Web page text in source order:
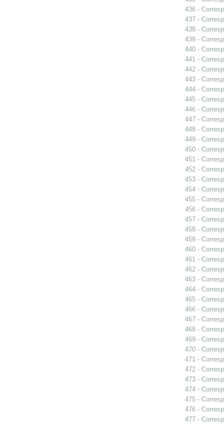
436 -
437 -
438 -
439 -
440 -
441 -
442 -
443 -
444 -
445 -
446 -
447 -
448 -
449 -
450 -
451 -
452 -
453 -
454 -
455 -
456 -
457 -
458 -
459 -
460 -
461 -
462 -
463 -
464 -
465 -
466 -
467 -
468 -
469 -
470 -
471 -
472 -
473 -
474 -
475 -
476 -
477 -